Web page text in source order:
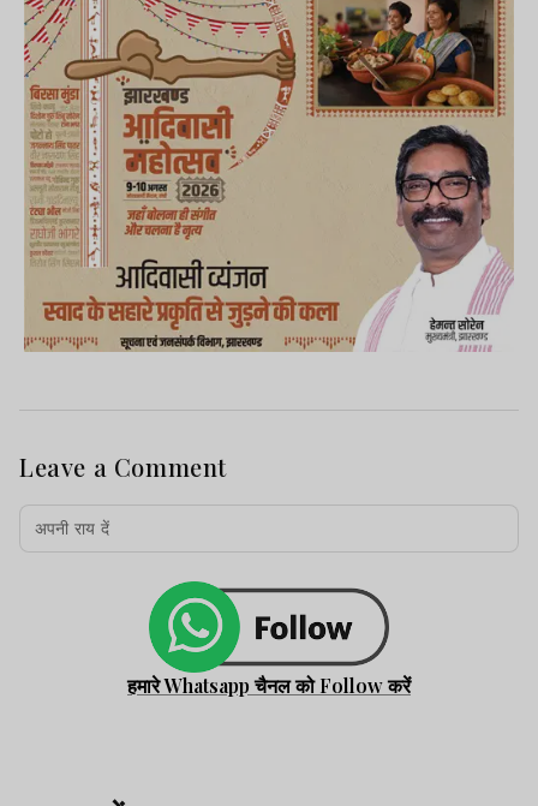
Leave a Comment
हमारे Whatsapp चैनल को Follow करें